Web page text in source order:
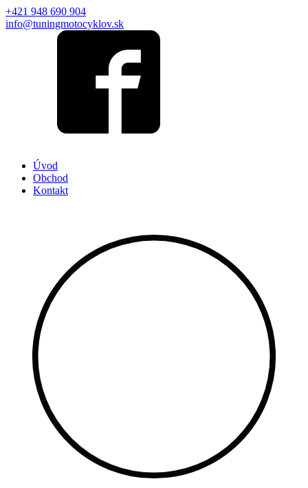
+421 948 690 904
info@tuningmotocyklov.sk
Úvod
Obchod
Kontakt